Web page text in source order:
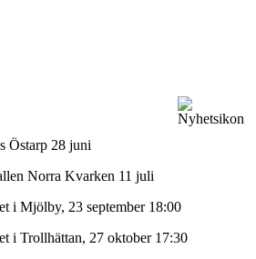
Östarp 28 juni
Norra Kvarken 11 juli
i Mjölby, 23 september 18:00
i Trollhättan, 27 oktober 17:30